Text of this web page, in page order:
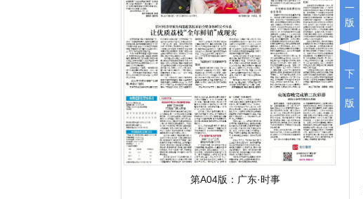
一
版
下
一
版
第A04版： 广东·时事